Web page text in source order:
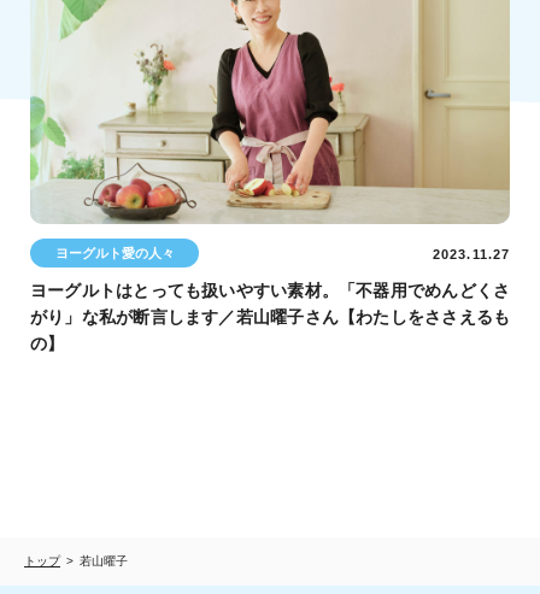
ヨーグルト愛の人々 2023.11.27
ヨーグルトはとっても扱いやすい素材。「不器用でめんどくさ
がり」な私が断言します／若山曜子さん【わたしをささえるも
の】
トップ 若山曜子